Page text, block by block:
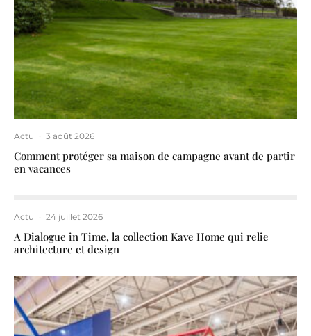
Actu · 3 août 2026
Comment protéger sa maison de campagne avant de partir
en vacances
Actu · 24 juillet 2026
A Dialogue in Time, la collection Kave Home qui relie
architecture et design